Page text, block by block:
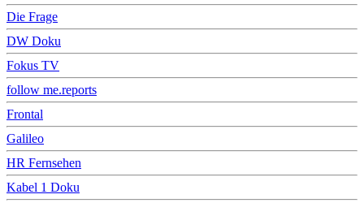
Die Frage
DW Doku
Fokus TV
follow me.reports
Frontal
Galileo
HR Fernsehen
Kabel 1 Doku